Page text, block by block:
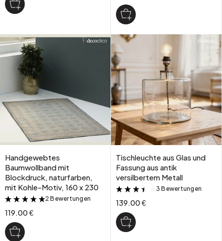
Handgewebtes
Baumwollband mit
Blockdruck, naturfarben,
mit Kohle-Motiv, 160 x 230
&
2 Bewertungen
119.00 €
Tischleuchte aus Glas und
Fassung aus antik
versilbertem Metall
&
3 Bewertungen
139.00 €